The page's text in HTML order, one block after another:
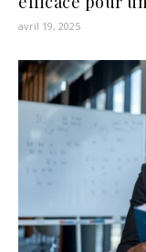
avril 19, 2025